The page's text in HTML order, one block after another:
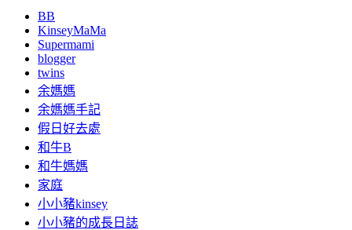
BB
KinseyMaMa
Supermami
blogger
twins
余媽媽
余媽媽手記
假日好去處
和牛B
和牛媽媽
家庭
小小豬kinsey
小小豬的成長日誌